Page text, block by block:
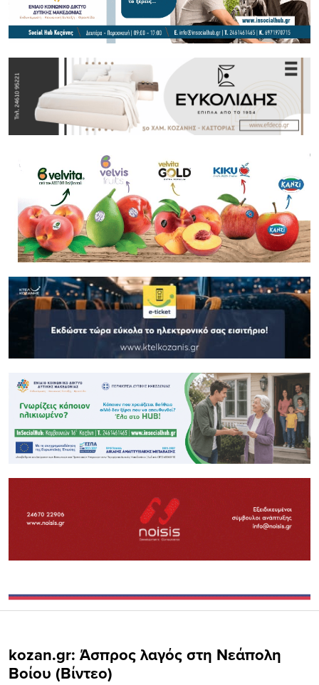
kozan.gr: Άσπρος λαγός στη Νεάπολη
Boίου (Βίντεο)